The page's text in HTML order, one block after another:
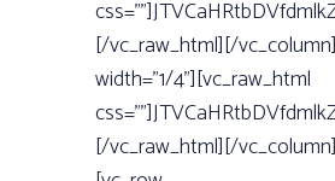
[/vc_raw_html][/
width=”1/4”][vc_raw_html
[/vc_raw_html][/